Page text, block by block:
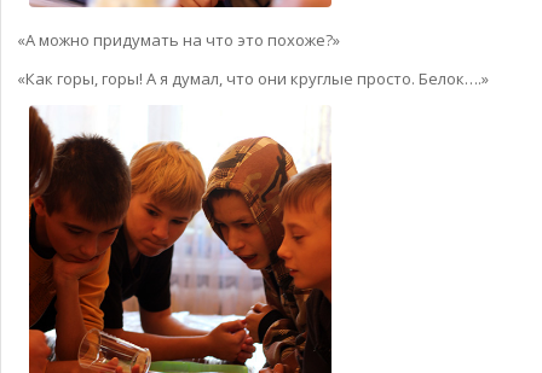
«А можно придумать на что это похоже?»
«Как горы, горы! А я думал, что они круглые просто. Белок….»